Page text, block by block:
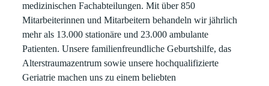
medizinischen Fachabteilungen. Mit über 850
Mitarbeiterinnen und Mitarbeitern behandeln wir jährlich
mehr als 13.000 stationäre und 23.000 ambulante
Patienten. Unsere familienfreundliche Geburtshilfe, das
Alterstraumazentrum sowie unsere hochqualifizierte
Geriatrie machen uns zu einem beliebten